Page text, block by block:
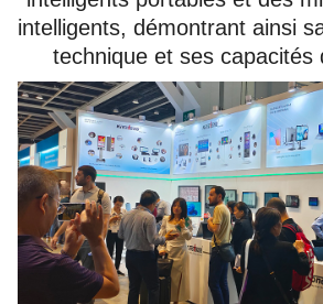
intelligents, démontrant ainsi
technique et ses capacités